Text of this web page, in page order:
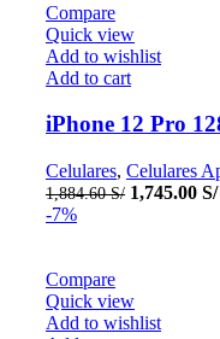
Compare
Quick view
Add to wishlist
Add to cart
iPhone 12 Pro
Celulares, Celulares
1,884.60S/ Original
1,745.00 S/
-7%
Compare
Quick view
Add to wishlist